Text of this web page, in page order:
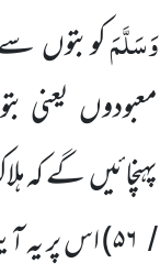
وَسَلَّمَکوبتوںسے
معبودوں یعنی
پہنچائیںگے کہ
/ ۵۶)اس پر یہ